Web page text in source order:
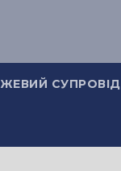
СУПРОВІД